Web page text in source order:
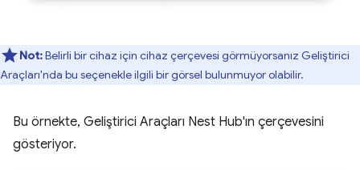
Not:Belirli bir cihaz için cihaz çerçevesi görmüyorsanız Geliştirici
Araçları'nda bu seçenekle ilgili bir görsel bulunmuyor olabilir.
Bu örnekte, Geliştirici Araçları Nest Hub'ın çerçevesini
gösteriyor.